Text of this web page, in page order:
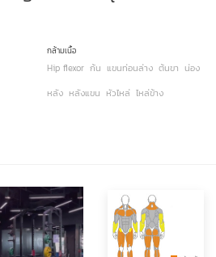
กล้ามเนื้อ
Hip flexor ก้น แขนท่อนล่าง ต้นขา น่อง
หลัง หลังแขน หัวไหล่ ไหล่ข้าง